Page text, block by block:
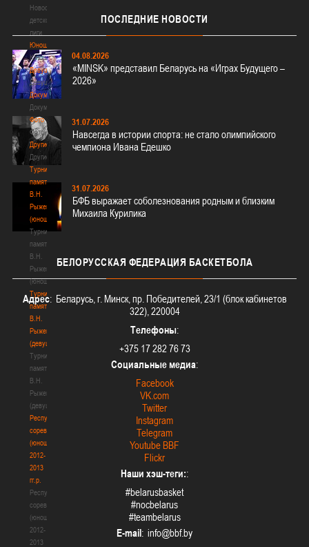
Новости
детской
лиги
Юноши
Юноши
Девушки
Девушки
Документы
Документы
Фото
Фото
Другие
Другие
Турнир
памяти
В.Н.
Рыженкова
(юноши)
Турнир
памяти
В.Н.
Рыженкова
(юноши)
Турнир
памяти
В.Н.
Рыженкова
(девушки)
Турнир
памяти
В.Н.
Рыженкова
(девушки)
Республиканские
соревнования
(юноши)
2012-
2013
гг.р.
Республиканские
соревнования
(юноши)
2012-
2013
ПОСЛЕДНИЕ НОВОСТИ
04.08.2026
«MINSK» представил Беларусь на «Играх Будущего –
2026»
31.07.2026
Навсегда в истории спорта: не стало олимпийского
чемпиона Ивана Едешко
31.07.2026
БФБ выражает соболезнования родным и близким
Михаила Курилика
БЕЛОРУССКАЯ ФЕДЕРАЦИЯ БАСКЕТБОЛА
Адрес: Беларусь, г. Минск, пр. Победителей, 23/1 (блок кабинетов
322), 220004
Телефоны:
+375 17 282 76 73
Социальные медиа:
Facebook
VK.com
Twitter
Instagram
Telegram
Youtube BBF
Flickr
Наши хэш-теги::
#belarusbasket
#nocbelarus
#teambelarus
E-mail: